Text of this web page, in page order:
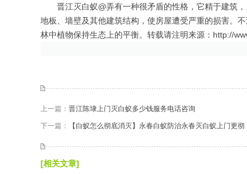
晋江灭白蚁@弄有一种很矛盾的性格，它精于建筑
地板、墙壁及其他建筑结构，使房屋遭受严重的损害。
林中植物保持生态上的平衡。转载请注明来源：http://
上一篇： 晋江陈埭上门灭白蚁多少钱服务电话咨询
下一篇： 【白蚁怎么彻底消灭】永春白蚁防治永春灭白蚁上门更彻
[相关文章]